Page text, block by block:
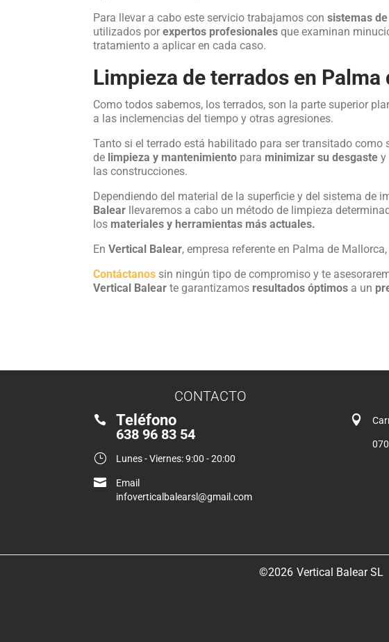
Para llevar a cabo este servicio trabajamos consistemas
utilizados porexpertos profesionales que examinan
tratamiento a aplicar en cada caso.
Limpieza de terrados en Palma
Como todos sabemos, los terrados, son la parte superior
a las inclemencias del tiempo y otras agresiones.
Tanto si el terrado está habilitado para ser transitado como
de limpieza y mantenimiento para minimizar su desgaste y
las construcciones.
Dependiendo del material de la superficie y del sistema de
Balear llevaremos a cabo un método de limpieza
los materiales y herramientas más actuales.
EnVertical Balear, empresa referente en Palma de
Contáctanos sin ningún tipo de compromiso y te
Vertical Balear te garantizamos resultados óptimos a un
CONTACTO
 Teléfono
638 96 83 54
} Lunes - Viernes: 9:00 - 20:00

Email
infoverticalbalearsl@gmail.com

©2026 Vertical Balear SL